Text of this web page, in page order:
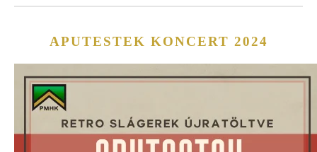
APUTESTEK KONCERT 2024